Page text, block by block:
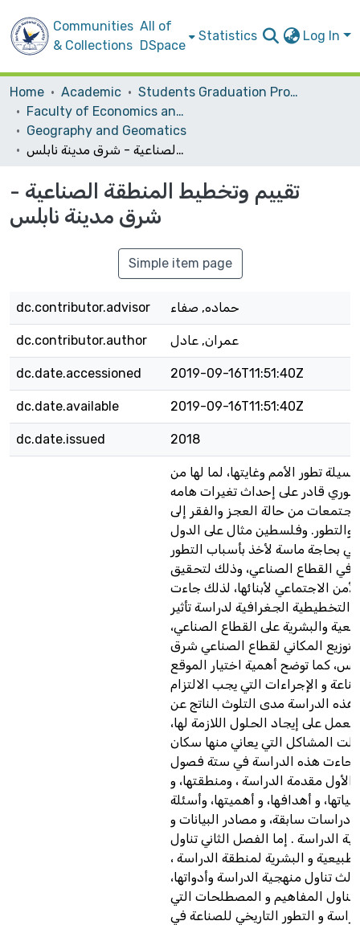
Communities
& Collections
All of
DSpace
Statistics Log In
Home Academic
Students Graduation Projects
Faculty of Economics and Social Studies
Geography and Geomatics
تقييم وتخطيط المنطقة الصناعية - شرق مدينة نابلس
تقييم وتخطيط المنطقة الصناعية -
شرق مدينة نابلس
Simple item page
dc.contributor.advisor حماده, صفاء
dc.contributor.author عمران, عادل
dc.date.accessioned 2019-09-16T11:51:40Z
dc.date.available 2019-09-16T11:51:40Z
dc.date.issued 2018
تطور الأمم وغايتها، لما لها من
قادر على إحداث تغيرات هامه
من حالة العجز والفقر إلى
والتطور. وفلسطين مثال على الدول
بحاجة ماسة لأخذ بأسباب التطور
في القطاع الصناعي، وذلك لتحقيق
الاجتماعي لأبنائها، لذلك جاءت
التخطيطية الجغرافية لدراسة تأثير
والبشرية على القطاع الصناعي،
المكاني لقطاع الصناعي شرق
كما توضح أهمية اختيار الموقع
و الإجراءات التي يجب الالتزام
هذه الدراسة مدى التلوث الناتج عن
على إيجاد الحلول اللازمة لها،
المشاكل التي يعاني منها سكان
جاءت هذه الدراسة في ستة فصول
الأول مقدمة الدراسة ، ومنطقتها، و
و أهدافها، و أهميتها، وأسئلة
و دراسات سابقة، و مصادر البيانات و
الدراسة . إما الفصل الثاني تناول
و البشرية لمنطقة الدراسة ،
تناول منهجية الدراسة وأدواتها،
تناول المفاهيم و المصطلحات التي
و التطور التاريخي للصناعة في